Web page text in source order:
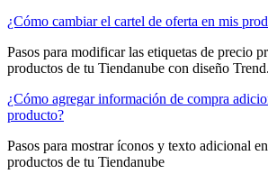
¿Cómo cambiar el cartel de oferta en mis
Pasos para modificar las etiquetas de precio
productos de tu Tiendanube con diseño Trend.
¿Cómo agregar información de compra
producto?
Pasos para mostrar íconos y texto adicional
productos de tu Tiendanube